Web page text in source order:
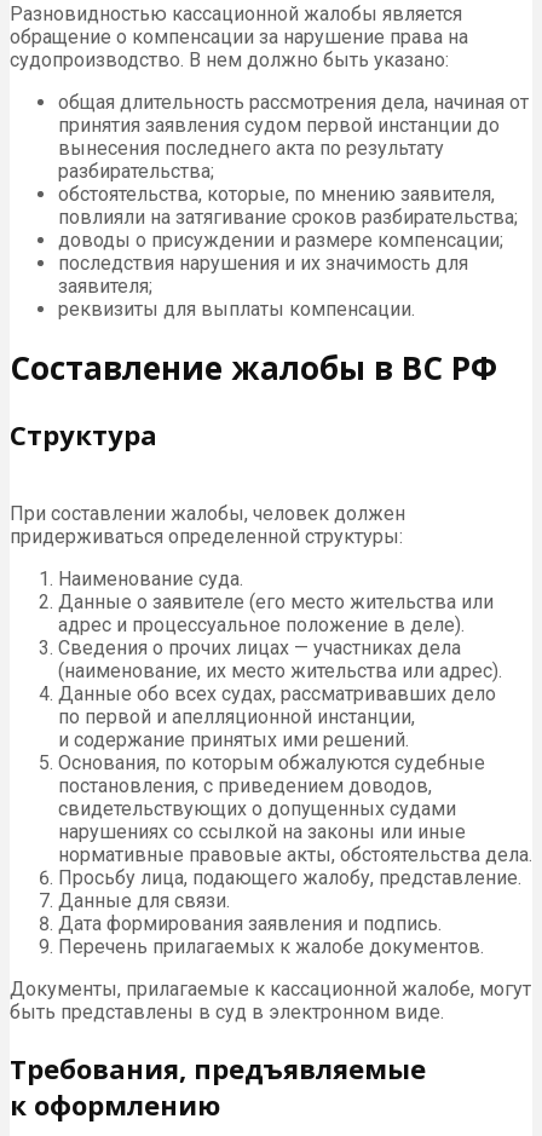
Разновидностью кассационной жалобы является
обращение о компенсации за нарушение права на
судопроизводство. В нем должно быть указано:
общая длительность рассмотрения дела, начиная от
принятия заявления судом первой инстанции до
вынесения последнего акта по результату
разбирательства;
обстоятельства, которые, по мнению заявителя,
повлияли на затягивание сроков разбирательства;
доводы о присуждении и размере компенсации;
последствия нарушения и их значимость для
заявителя;
реквизиты для выплаты компенсации.
Составление жалобы в ВС РФ
Структура
При составлении жалобы, человек должен
придерживаться определенной структуры:
Наименование суда.
Данные о заявителе (его место жительства или
адрес и процессуальное положение в деле).
Сведения о прочих лицах — участниках дела
(наименование, их место жительства или адрес).
Данные обо всех судах, рассматривавших дело
по первой и апелляционной инстанции,
и содержание принятых ими решений.
Основания, по которым обжалуются судебные
постановления, с приведением доводов,
свидетельствующих о допущенных судами
нарушениях со ссылкой на законы или иные
нормативные правовые акты, обстоятельства дела.
Просьбу лица, подающего жалобу, представление.
Данные для связи.
Дата формирования заявления и подпись.
Перечень прилагаемых к жалобе документов.
Документы, прилагаемые к кассационной жалобе, могут
быть представлены в суд в электронном виде.
Требования, предъявляемые
к оформлению